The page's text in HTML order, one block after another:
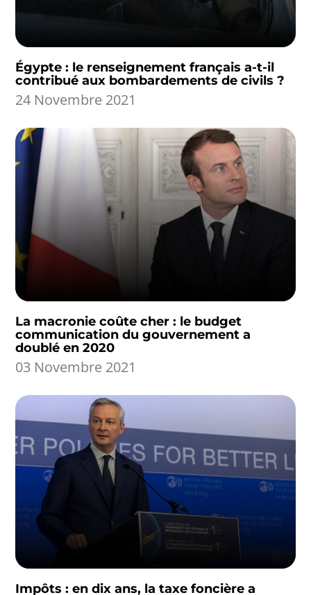
Égypte : le renseignement français a-t-il
contribué aux bombardements de civils ?
24 Novembre 2021
La macronie coûte cher : le budget
communication du gouvernement a
doublé en 2020
03 Novembre 2021
Impôts : en dix ans, la taxe foncière a